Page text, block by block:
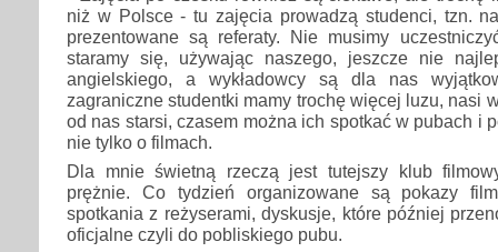
niż w Polsce - tu zajęcia prowadzą studenci, tzn.
prezentowane są referaty. Nie musimy
staramy się, używając naszego, jeszcze nie
angielskiego, a wykładowcy są dla nas
zagraniczne studentki mamy trochę więcej luzu, nasi
od nas starsi, czasem można ich spotkać w pubach i
nie tylko o filmach.
Dla mnie świetną rzeczą jest tutejszy klub
prężnie. Co tydzień organizowane są pokazy
spotkania z reżyserami, dyskusje, które później
oficjalne czyli do pobliskiego pubu.